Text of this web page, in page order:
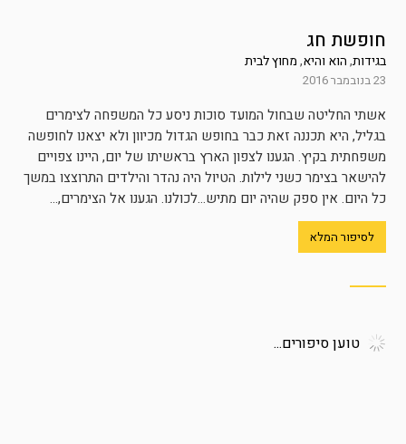
חופשת חג
בגידות,הוא והיא,מחוץ לבית
23 בנובמבר 2016
אשתי החליטה שבחול המועד סוכות ניסע כל המשפחה לצימרים
בגליל, היא תכננה זאת כבר בחופש הגדול מכיוון ולא יצאנו לחופשה
משפחתית בקיץ. הגענו לצפון הארץ בראשיתו של יום, היינו צפויים
להישאר בצימר כשני לילות. הטיול היה נהדר והילדים התרוצצו במשך
כל היום. אין ספק שהיה יום מתיש…לכולנו. הגענו אל הצימרים,...
לסיפור המלא
טוען סיפורים...